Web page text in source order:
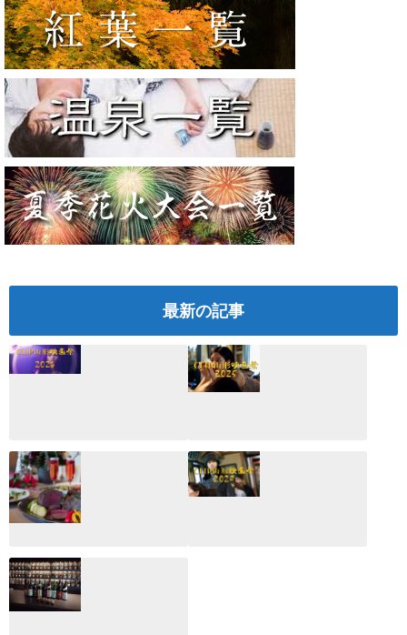
最新の記事
CLIP山形映画祭
2026：映画館派の
編集長が読む2025
年の映画ざっくり
総監
2026.02.27
CLIP山形映画祭
2025：ほぼこれく
らいしか更新して
いない変なブログ
月のホテル☆4日
間限定！クリスマ
スディナーブッフ
ェ開催☆